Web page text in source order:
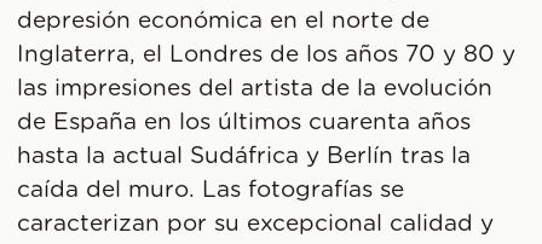
depresión económica en el norte de
Inglaterra, el Londres de los años 70 y 80 y
las impresiones del artista de la evolución
de España en los últimos cuarenta años
hasta la actual Sudáfrica y Berlín tras la
caída del muro. Las fotografías se
caracterizan por su excepcional calidad y